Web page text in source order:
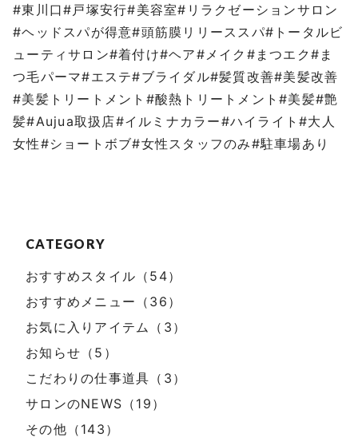
CATEGORY
おすすめスタイル（54）
おすすめメニュー（36）
お気に入りアイテム（3）
お知らせ（5）
こだわりの仕事道具（3）
サロンのNEWS（19）
その他（143）
#東川口#戸塚安行#美容室#リラクゼーションサロン
#ヘッドスパが得意#頭筋膜リリーススパ#トータルビ
ューティサロン#着付け#ヘア#メイク#まつエク#ま
つ毛パーマ#エステ#ブライダル#髪質改善#美髪改善
#美髪トリートメント#酸熱トリートメント#美髪#艶
髪#Aujua取扱店#イルミナカラー#ハイライト#大人
女性#ショートボブ#女性スタッフのみ#駐車場あり